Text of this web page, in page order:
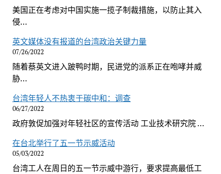
美国正在考虑对中国实施一揽子制裁措施，以防止其入
侵…
英文媒体没有报道的台湾政治关键力量
07/26/2022
随着蔡英文进入跛鸭时期，民进党的派系正在咆哮并威
胁…
台湾年轻人不热衷于碳中和：调查
06/27/2022
政府敦促加强对年轻社区的宣传活动 工业技术研究院 …
在台北举行了五一节示威活动
05/03/2022
台湾工人在周日的五一节示威中游行，要求提高最低工